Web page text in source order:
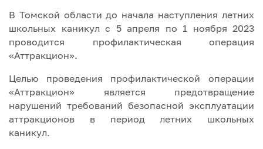
В Томской области до начала наступления летних
школьных каникул с 5 апреля по 1 ноября 2023
проводится профилактическая операция
«Аттракцион».
Целью проведения профилактической операции
«Аттракцион» является предотвращение
нарушений требований безопасной эксплуатации
аттракционов в период летних школьных
каникул.